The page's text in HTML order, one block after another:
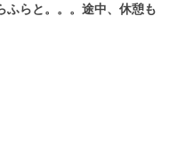
ふらと。。。途中、休憩も